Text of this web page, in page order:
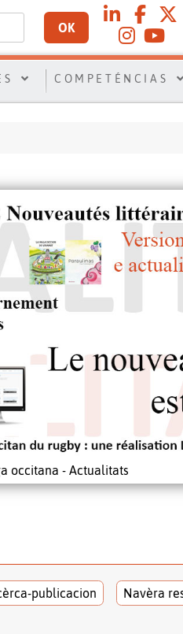
OK
COMPETÉNCIAS
occitana - Actualitats
publicacion Navèra